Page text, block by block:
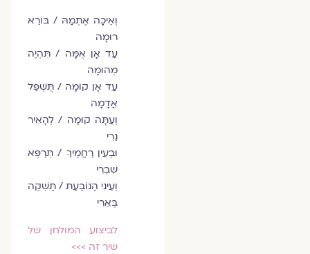
וְאֵיכָה אֶתְמַהּ / בּוֹרֵא
רוּמָה
עַד אָן אֻמָּה / תִּהְיֶה
מְהוּמָה
עַד אָן קוֹמָה / תֻּשְׁפַּל
אֲדָמָה
וְעַתָּה קוּמָה / לְהָאִיר
נֵרִי
וּבְעֵין רַחֲמֶיךָ / תְּרַפֵּא
שִׁבְרִי
וְעֵינִי הַנּוֹבַעַת / תַּשְׁקֶה
בְּאֵרִי
לביצוע המולחן של
שיר זה >>>